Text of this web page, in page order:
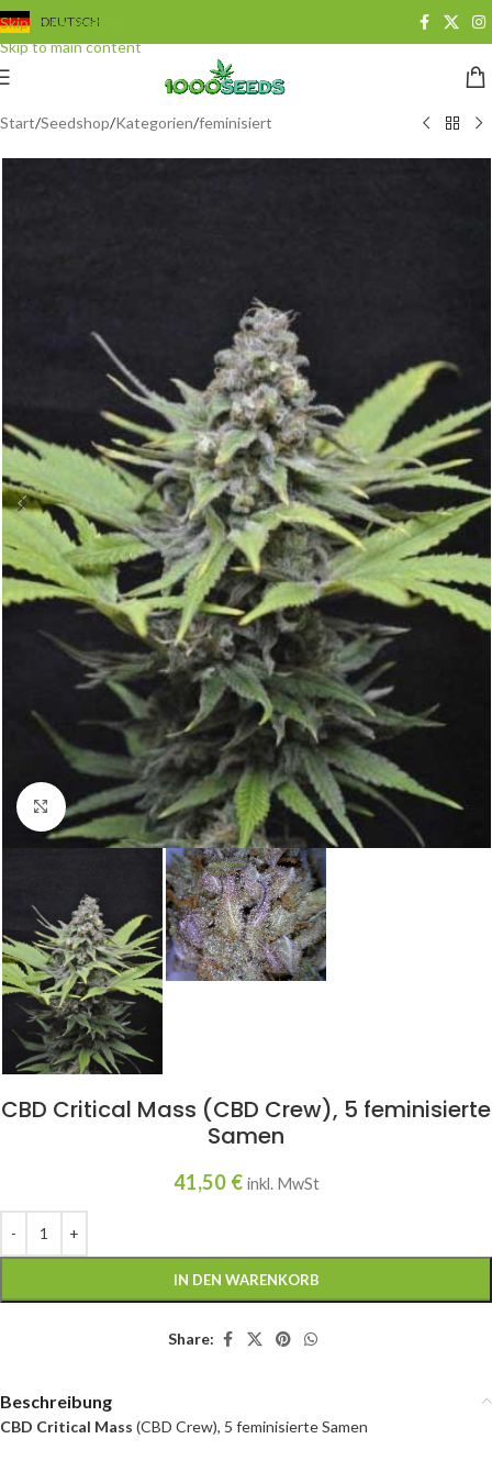
Skip to navigation
Skip to main content
DEUTSCH
Start/Seedshop/Kategorien/feminisiert
Click to enlarge
CBD Critical Mass (CBD Crew), 5 feminisierte
Samen
41,50 € inkl. MwSt
IN DEN WARENKORB
Share:
Beschreibung
CBD Critical Mass (CBD Crew), 5 feminisierte Samen